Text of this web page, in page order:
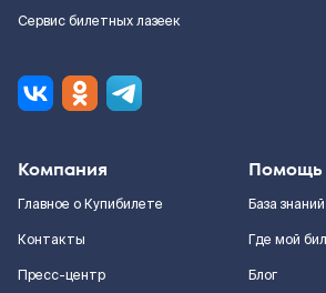
Сервис билетных лазеек
Компания
Главное о Купибилете
Контакты
Пресс-центр
Помощь
База знаний
Где мой
Блог